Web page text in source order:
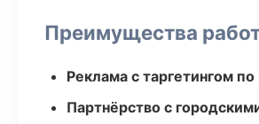
Преимущества
Реклама с таргетингом по
Партнёрство с